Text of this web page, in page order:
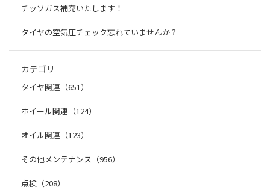
チッソガス補充いたします！
タイヤの空気圧チェック忘れていませんか？
カテゴリ
タイヤ関連（651）
ホイール関連（124）
オイル関連（123）
その他メンテナンス（956）
点検（208）